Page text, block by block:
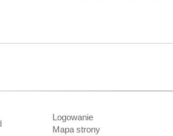
Logowanie
Mapa strony